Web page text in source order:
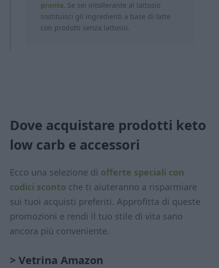
pronte. Se sei intollerante al lattosio
sostituisci gli ingredienti a base di latte
con prodotti senza lattosio.
Dove acquistare prodotti keto
low carb e accessori
Ecco una selezione di offerte speciali con
codici sconto che ti aiuteranno a risparmiare
sui tuoi acquisti preferiti. Approfitta di queste
promozioni e rendi il tuo stile di vita sano
ancora più conveniente.
> Vetrina Amazon